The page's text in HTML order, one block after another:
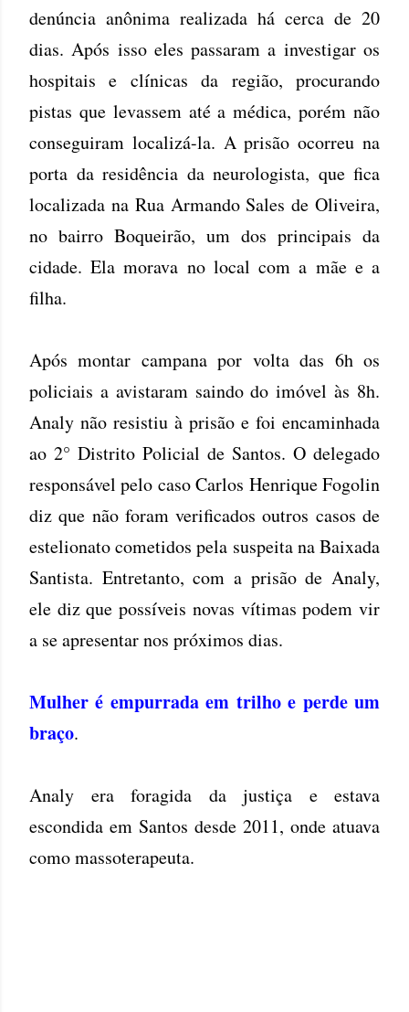
denúncia anônima realizada há cerca de 20
dias. Após isso eles passaram a investigar os
hospitais e clínicas da região, procurando
pistas que levassem até a médica, porém não
conseguiram localizá-la. A prisão ocorreu na
porta da residência da neurologista, que fica
localizada na Rua Armando Sales de Oliveira,
no bairro Boqueirão, um dos principais da
cidade. Ela morava no local com a mãe e a
filha.
Após montar campana por volta das 6h os
policiais a avistaram saindo do imóvel às 8h.
Analy não resistiu à prisão e foi encaminhada
ao 2° Distrito Policial de Santos. O delegado
responsável pelo caso Carlos Henrique Fogolin
diz que não foram verificados outros casos de
estelionato cometidos pela suspeita na Baixada
Santista. Entretanto, com a prisão de Analy,
ele diz que possíveis novas vítimas podem vir
a se apresentar nos próximos dias.
Mulher é empurrada em trilho e perde um
braço.
Analy era foragida da justiça e estava
escondida em Santos desde 2011, onde atuava
como massoterapeuta.